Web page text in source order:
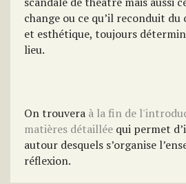
change ou ce qu’il reconduit
et esthétique, toujours
lieu.
On trouvera à la fin de
matières détaillée qui permet
autour desquels s’organise
réflexion.